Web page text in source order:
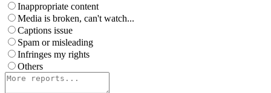
Inappropriate content
Media is broken, can't watch...
Captions issue
Spam or misleading
Infringes my rights
Others